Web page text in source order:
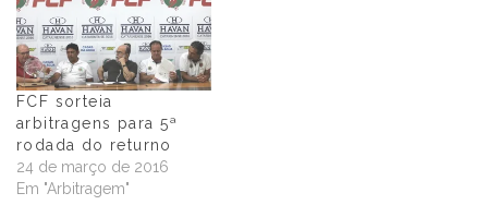
FCF sorteia
arbitragens para 5ª
rodada do returno
24 de março de 2016
Em "Arbitragem"